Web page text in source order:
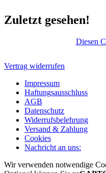
Zuletzt gesehen!
Diesen
Vertrag widerrufen
Impressum
Haftungsausschluss
AGB
Datenschutz
Widerrufsbelehrung
Versand & Zahlung
Cookies
Nachricht an uns:
Wir verwenden notwendige